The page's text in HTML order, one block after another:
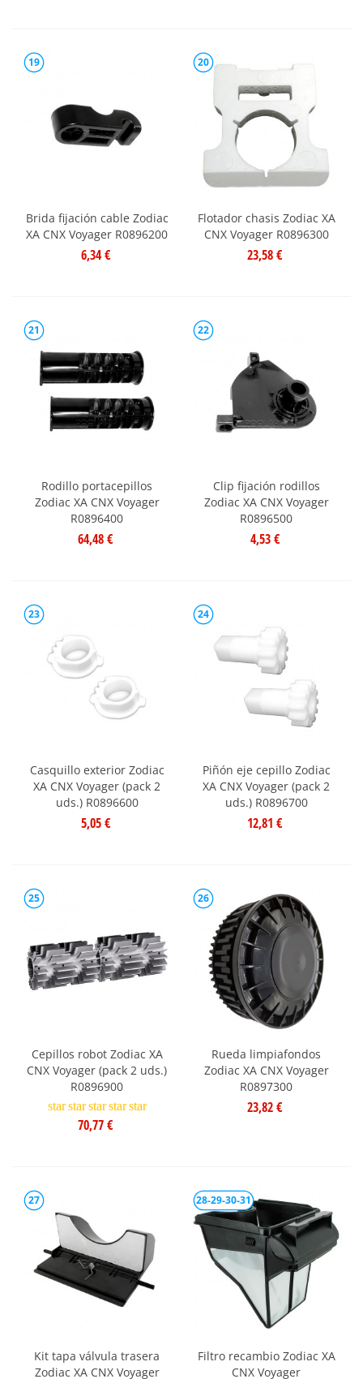
19
Brida fijación cable Zodiac
XA CNX Voyager R0896200
6,34 €
20
Flotador chasis Zodiac XA
CNX Voyager R0896300
23,58 €
21
Rodillo portacepillos
Zodiac XA CNX Voyager
R0896400
64,48 €
22
Clip fijación rodillos
Zodiac XA CNX Voyager
R0896500
4,53 €
23
Casquillo exterior Zodiac
XA CNX Voyager (pack 2
uds.) R0896600
5,05 €
24
Piñón eje cepillo Zodiac
XA CNX Voyager (pack 2
uds.) R0896700
12,81 €
25
Cepillos robot Zodiac XA
CNX Voyager (pack 2 uds.)
R0896900
star star star star star
70,77 €
26
Rueda limpiafondos
Zodiac XA CNX Voyager
R0897300
23,82 €
27
Kit tapa válvula trasera
Zodiac XA CNX Voyager
28-29-30-31
Filtro recambio Zodiac XA
CNX Voyager